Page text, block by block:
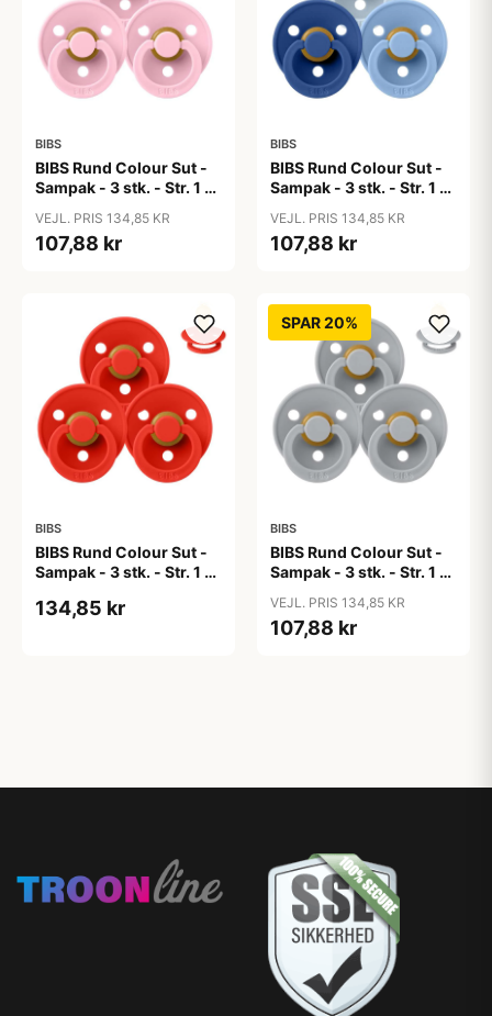
BIBS
BIBS Rund Colour Sut -
Sampak - 3 stk. - Str. 1 -
VEJL. PRIS 134,85 KR
107,88 kr
BIBS
BIBS Rund Colour Sut -
Sampak - 3 stk. - Str. 1 -
VEJL. PRIS 134,85 KR
107,88 kr
BIBS
BIBS Rund Colour Sut -
Sampak - 3 stk. - Str. 1 -
134,85 kr
SPAR 20%
BIBS
BIBS Rund Colour Sut -
Sampak - 3 stk. - Str. 1 -
VEJL. PRIS 134,85 KR
107,88 kr